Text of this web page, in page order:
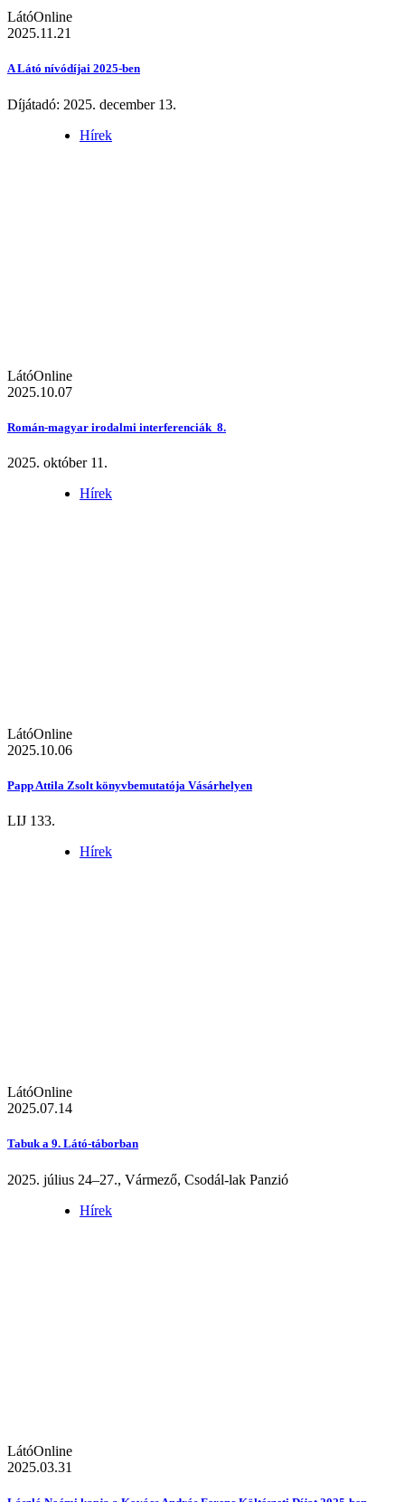
LátóOnline
2025.11.21
A Látó nívódíjai 2025-ben
Díjátadó: 2025. december 13.
Hírek
LátóOnline
2025.10.07
Román-magyar irodalmi interferenciák 8.
2025. október 11.
Hírek
LátóOnline
2025.10.06
Papp Attila Zsolt könyvbemutatója Vásárhelyen
LIJ 133.
Hírek
LátóOnline
2025.07.14
Tabuk a 9. Látó-táborban
2025. július 24–27., Vármező, Csodál-lak Panzió
Hírek
LátóOnline
2025.03.31